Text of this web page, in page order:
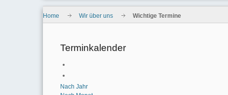
Home Wir über uns Wichtige Termine
Terminkalender
Nach Jahr